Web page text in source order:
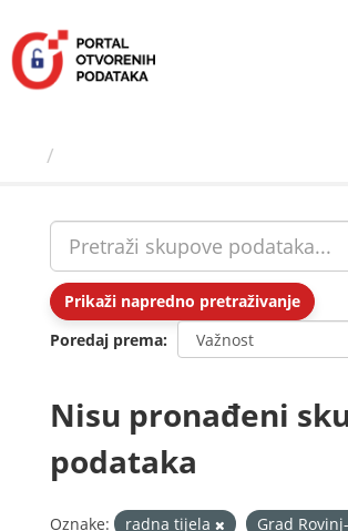
sadržaj
Prikaži napredno pretraživanje
Poredaj prema
Nisu pronađeni
podataka
Oznake: radna tijela
Grad